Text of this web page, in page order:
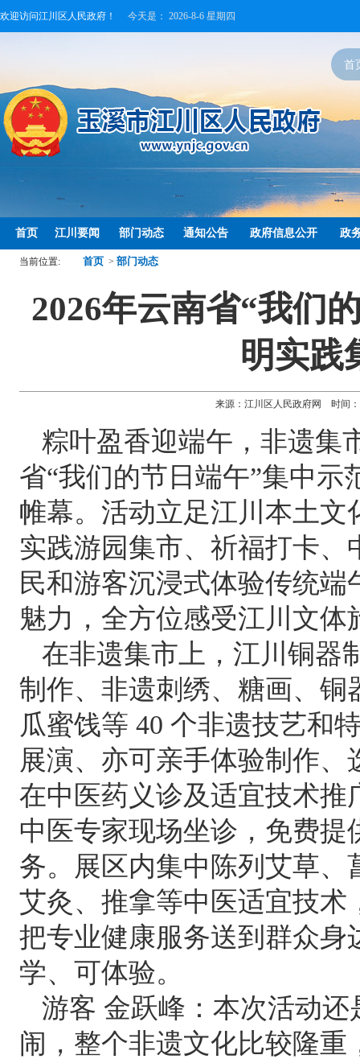
欢迎访问江川区人民政府！ 今天是： 2026-8-6 星期四
首
首页 江川要闻 部门动态 通知公告 政府信息公开 政
当前位置: 首页 > 部门动态
2026年云南省“我们
明实践
来源：江川区人民政府网 时间：
粽叶盈香迎端午，非遗集
省“我们的节日端午”集中
帷幕。活动立足江川本土
实践游园集市、祈福打卡
民和游客沉浸式体验传统
魅力，全方位感受江川文体
在非遗集市上，江川铜器
制作、非遗刺绣、糖画、
瓜蜜饯等 40 个非遗技艺和
展演、亦可亲手体验制作
在中医药义诊及适宜技术
中医专家现场坐诊，免费
务。展区内集中陈列艾草
艾灸、推拿等中医适宜技
把专业健康服务送到群众
学、可体验。
游客 金跃峰：本次活动
闹，整个非遗文化比较隆重